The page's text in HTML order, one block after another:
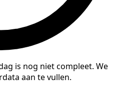
is nog niet compleet. We
aan te vullen.